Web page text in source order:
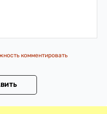
комментировать